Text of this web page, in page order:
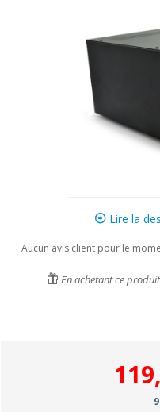
Lire la
Aucun avis client pour le
En achetant ce